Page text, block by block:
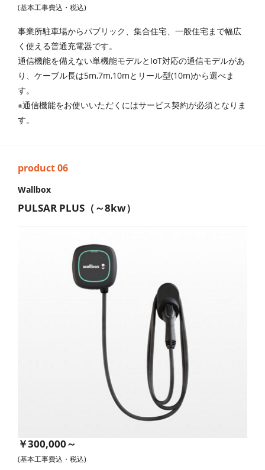
(基本工事費込・税込)
事業所駐車場からパブリック、集合住宅、一般住宅まで幅広
く使える普通充電器です。
通信機能を備えない単機能モデルとIoT対応の通信モデルがあ
り、ケーブル長は5m,7m,10mとリール型(10m)から選べま
す。
※通信機能をお使いいただくにはサービス契約が必須となりま
す。
Wallbox
PULSAR PLUS（～8kw）
￥300,000～
(基本工事費込・税込)